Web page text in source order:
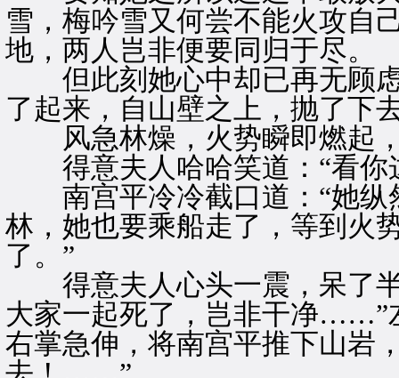
雪，梅吟雪又何尝不能火攻自
地，两人岂非便要同归于尽。
但此刻她心中却已再无顾虑
了起来，自山壁之上，抛了下
风急林燥，火势瞬即燃起，
得意夫人哈哈笑道：“看你
南宫平冷冷截口道：“她纵
林，她也要乘船走了，等到火
了。”
得意夫人心头一震，呆了半
大家一起死了，岂非干净……”
右掌急伸，将南宫平推下山岩